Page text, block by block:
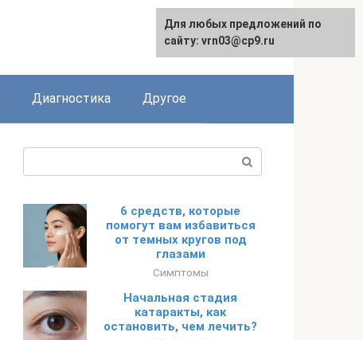
English
Диагностика Другое
6 средств, которые
помогут вам избавиться
от темных кругов под
глазами
Симптомы
Начальная стадия
катаракты, как
остановить, чем лечить?
Для любых предложений по
сайту: vrn03@cp9.ru